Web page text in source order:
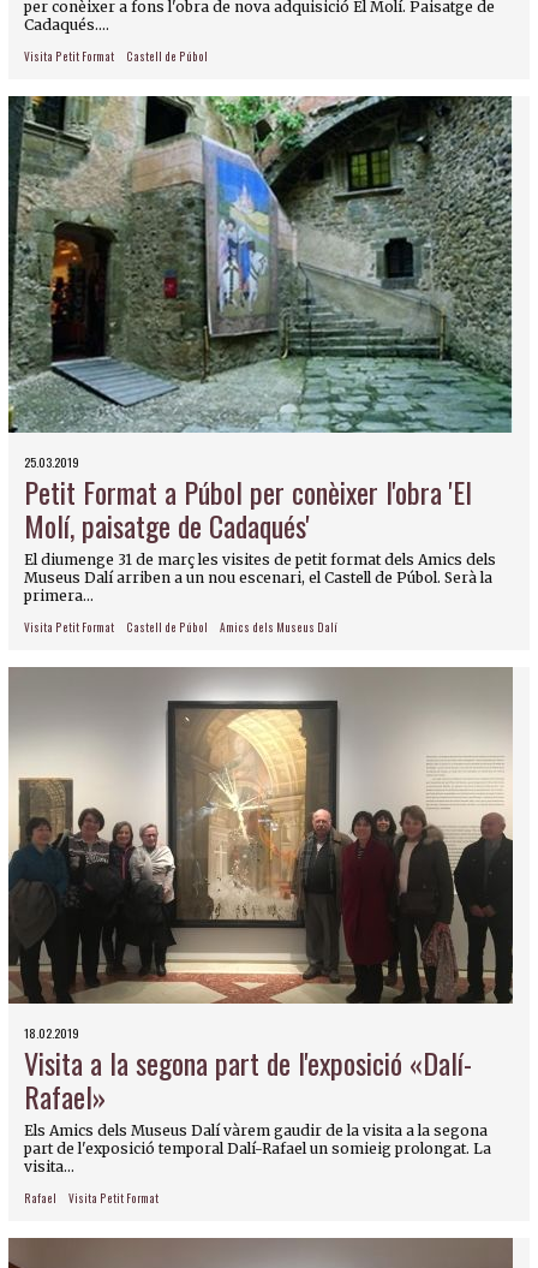
per conèixer a fons l'obra de nova adquisició El Molí. Paisatge de
Cadaqués....
Visita Petit Format Castell de Púbol
25.03.2019
Petit Format a Púbol per conèixer l'obra 'El
Molí, paisatge de Cadaqués'
El diumenge 31 de març les visites de petit format dels Amics dels
Museus Dalí arriben a un nou escenari, el Castell de Púbol. Serà la
primera...
Visita Petit Format Castell de Púbol Amics dels Museus Dalí
18.02.2019
Visita a la segona part de l'exposició «Dalí-
Rafael»
Els Amics dels Museus Dalí vàrem gaudir de la visita a la segona
part de l'exposició temporal Dalí-Rafael un somieig prolongat. La
visita...
Rafael Visita Petit Format